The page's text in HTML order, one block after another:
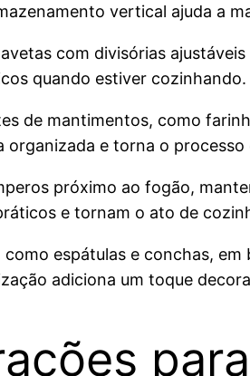
vertical ajuda a
com divisórias
quando estiver cozinhando.
de mantimentos, como
e torna o processo
próximo ao fogão,
e tornam o ato de
como espátulas e conchas,
adiciona um toque